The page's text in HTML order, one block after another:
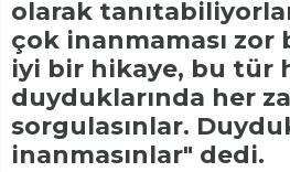
olarak
çok inanmaması zor
iyi bir hikaye, bu tür
duyduklarında her
sorgulasınlar.
inanmasınlar" dedi.